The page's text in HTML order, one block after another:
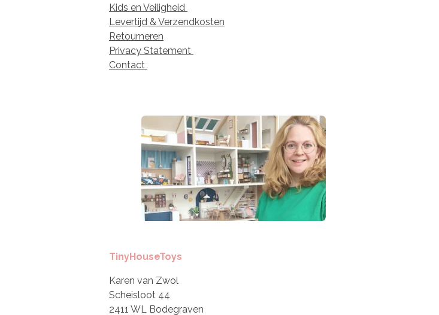
Kids en Veiligheid
Levertijd & Verzendkosten
Retourneren
Privacy Statement
Contact
TinyHouseToys
Karen van Zwol
Scheisloot 44
2411 WL Bodegraven